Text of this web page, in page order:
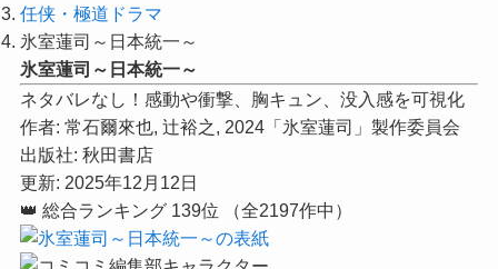
任侠・極道ドラマ
氷室蓮司～日本統一～
氷室蓮司～日本統一～
ネタバレなし！感動や衝撃、胸キュン、没入感を可視化
作者: 常石爾來也, 辻裕之, 2024「氷室蓮司」製作委員会
出版社: 秋田書店
更新: 2025年12月12日
👑 総合ランキング 139位 （全2197作中）